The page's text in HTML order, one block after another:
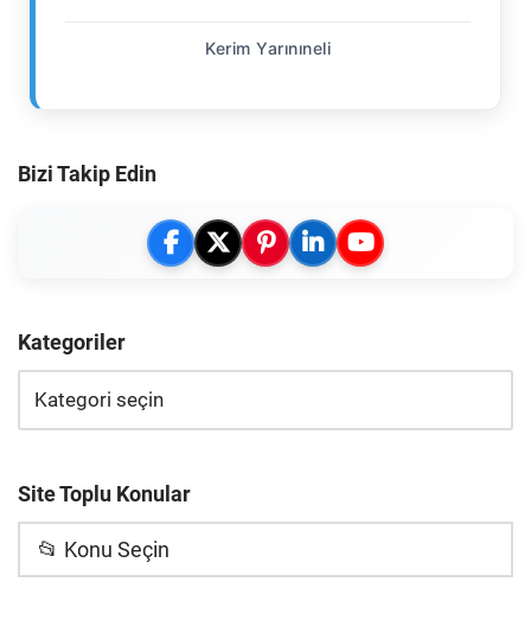
Kerim Yarınıneli
Bizi Takip Edin
Kategoriler
Site Toplu Konular
📂 Konu Seçin